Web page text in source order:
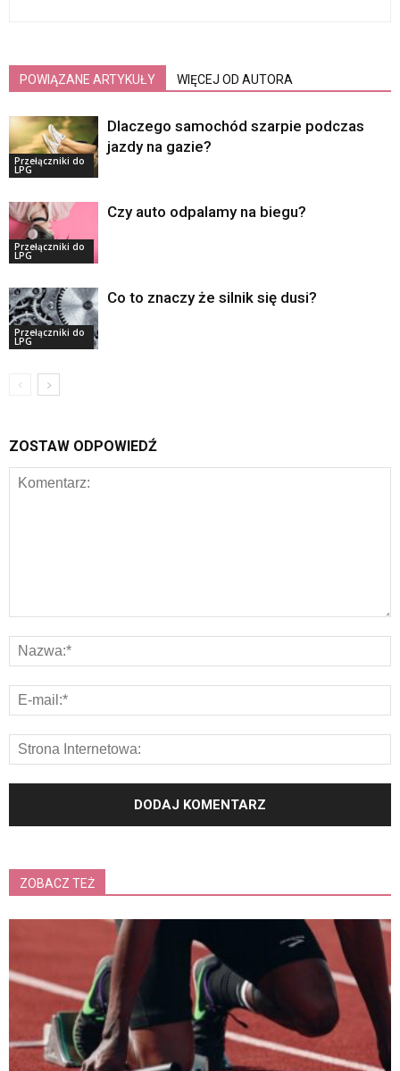
POWIĄZANE ARTYKUŁY WIĘCEJ OD AUTORA
Przełączniki do
LPG
Dlaczego samochód szarpie podczas
jazdy na gazie?
Przełączniki do
LPG
Czy auto odpalamy na biegu?
Przełączniki do
LPG
Co to znaczy że silnik się dusi?
ZOSTAW ODPOWIEDŹ
ZOBACZ TEŻ